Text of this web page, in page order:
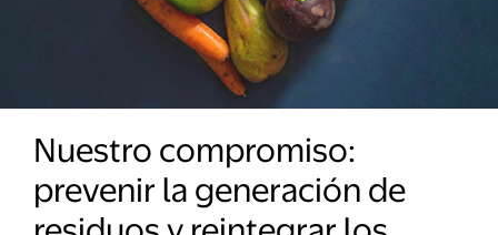
Nuestro compromiso:
prevenir la generación de